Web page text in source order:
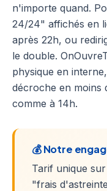
n'importe quand.
24/24" affichés en
après 22h, ou
le double.
physique en
décroche en moins
comme à 14h.
💰 Notre
Tarif unique
"frais